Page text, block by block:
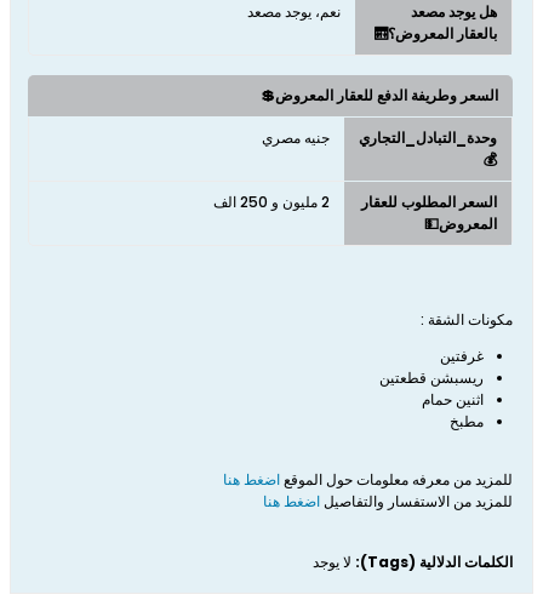
هل يوجد مصعد
بالعقار المعروض؟🛗
نعم، يوجد مصعد
السعر وطريفة الدفع للعقار المعروض💲
وحدة_التبادل_التجاري
💰
جنيه مصري
السعر المطلوب للعقار
المعروض💵
2 مليون و 250 الف
مكونات الشقة :
غرفتين
ريسبشن قطعتين
اثنين حمام
مطبخ
للمزيد من معرفه معلومات حول الموقعاضغط هنا
للمزيد من الاستفسار والتفاصيلاضغط هنا
الكلمات الدلالية (Tags): لا يوجد